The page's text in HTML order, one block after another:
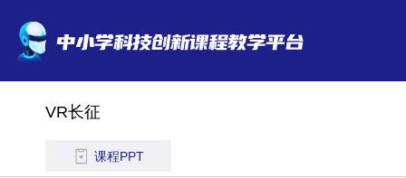
VR长征
课程PPT